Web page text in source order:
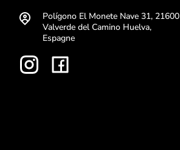
Polígono El Monete Nave 31, 21600
Valverde del Camino Huelva,
Espagne